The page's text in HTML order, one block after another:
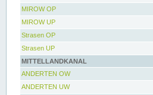
MIROW OP
MIROW UP
Strasen OP
Strasen UP
MITTELLANDKANAL
ANDERTEN OW
ANDERTEN UW